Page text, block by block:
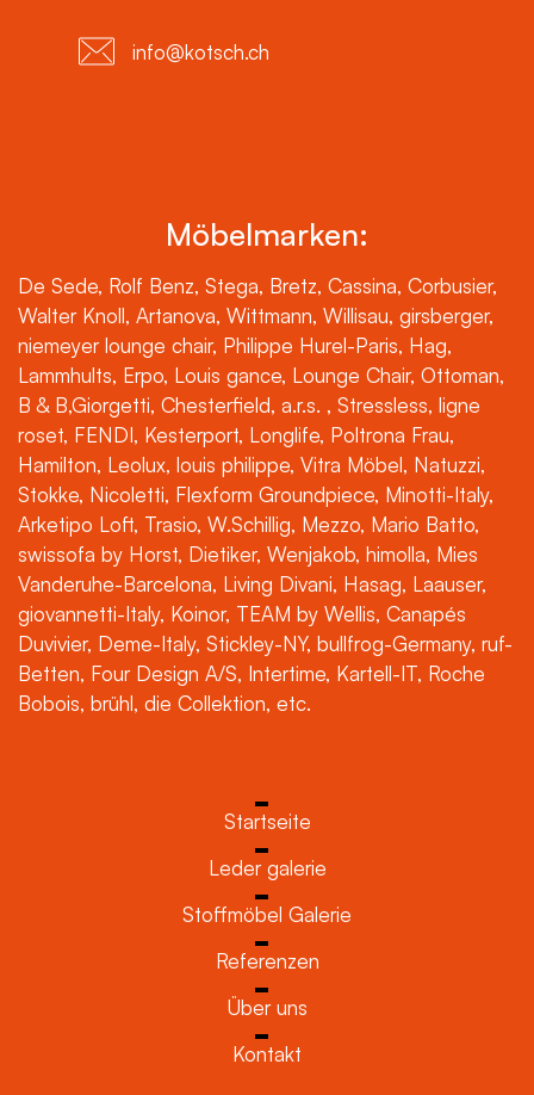
info@kotsch.ch
Möbelmarken:
De Sede, Rolf Benz, Stega, Bretz, Cassina, Corbusier,
Walter Knoll, Artanova, Wittmann, Willisau, girsberger,
niemeyer lounge chair, Philippe Hurel-Paris, Hag,
Lammhults, Erpo, Louis gance, Lounge Chair, Ottoman,
B & B,Giorgetti, Chesterfield, a.r.s. , Stressless, ligne
roset, FENDI, Kesterport, Longlife, Poltrona Frau,
Hamilton, Leolux, louis philippe, Vitra Möbel, Natuzzi,
Stokke, Nicoletti, Flexform Groundpiece, Minotti-Italy,
Arketipo Loft, Trasio, W.Schillig, Mezzo, Mario Batto,
swissofa by Horst, Dietiker, Wenjakob, himolla, Mies
Vanderuhe-Barcelona, Living Divani, Hasag, Laauser,
giovannetti-Italy, Koinor, TEAM by Wellis, Canapés
Duvivier, Deme-Italy, Stickley-NY, bullfrog-Germany, ruf-
Betten, Four Design A/S, Intertime, Kartell-IT, Roche
Bobois, brühl, die Collektion, etc.
Startseite
Leder galerie
Stoffmöbel Galerie
Referenzen
Über uns
Kontakt